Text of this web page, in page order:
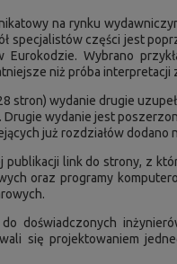
na rynku
specjalistów części jest
Wybrano
niż próba
stron) wydanie drugie
wydanie jest
już rozdziałów dodano
link do strony, z
oraz programy
doświadczonych
się projektowaniem